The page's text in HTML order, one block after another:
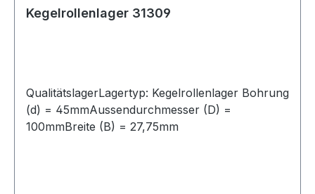
Kegelrollenlager 31309
QualitätslagerLagertyp: Kegelrollenlager Bohrung
(d) = 45mmAussendurchmesser (D) =
100mmBreite (B) = 27,75mm